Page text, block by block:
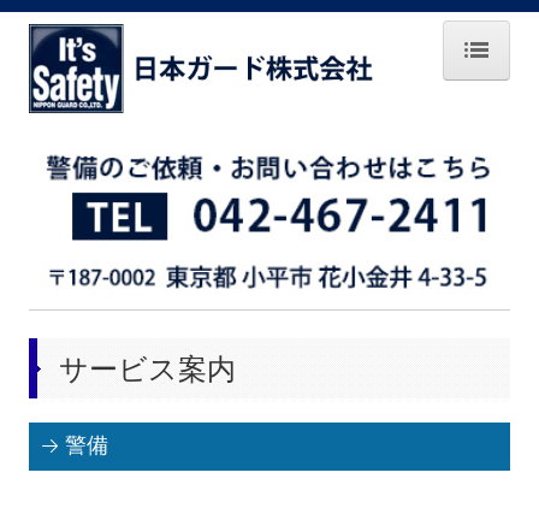
ホーム
会社案内
交通案内
サービス案内
安全安心コンサルト事業
セキュリティビル管理事業
建物管理メンテナンス事業
サービス案内
警備